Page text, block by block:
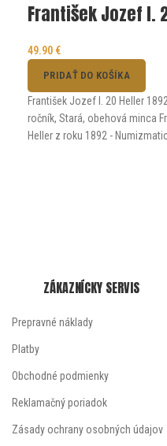
František Jozef I.
49.90 €
PRIDAŤ DO KOŠÍKA
František Jozef I. 20 Heller
ročník, Stará, obehová minca
Heller z roku 1892 -
ZÁKAZNÍCKY SERVIS
Prepravné náklady
Platby
Obchodné podmienky
Reklamačný poriadok
Zásady ochrany osobných údajov